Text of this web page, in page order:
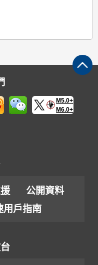
M5.0+
M6.0+
公開資料
用戶指南